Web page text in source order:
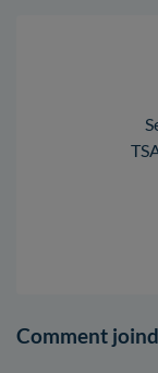
Comment